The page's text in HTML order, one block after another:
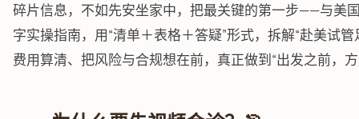
碎片信息，不如先安坐家中，把最关键的第一步——与美
字实操指南，用“清单＋表格＋答疑”形式，拆解“赴美试
费用算清、把风险与合规想在前，真正做到“出发之前，